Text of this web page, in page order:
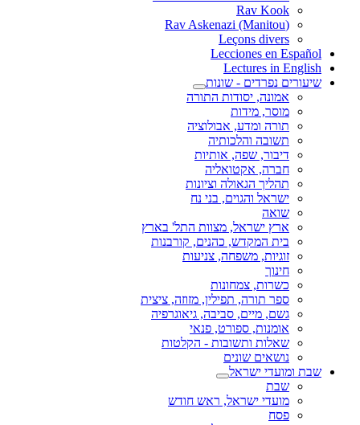
Rav Kook
(Rav Askenazi (Manitou
Leçons divers
Lecciones en Español
Lectures in English
שיעורים נפרדים - שונות
אמונה, יסודות התורה
מוסר, מידות
תורה ומדע, אבולוציה
תשובה והלכותיה
דיבור, שפה, אותיות
חברה, אקטואליה
תהליך הגאולה וציונות
ישראל והגוים, בני נח
שואה
ארץ ישראל, מצוות התל' בארץ
בית המקדש, כהנים, קורבנות
זוגיות, משפחה, צניעות
חינוך
כשרות, צמחונות
ספר תורה, תפילין, מזוזה, ציצית
גשם, מיים, סביבה, גיאוגרפיה
אומנות, ספורט, פנאי
שאלות ותשובות - הקלטות
נושאים שונים
שבת ומועדי ישראל
שבת
מועדי ישראל, ראש חודש
פסח